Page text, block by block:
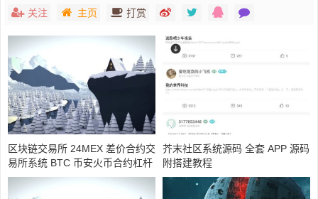
关注 主页 打赏
区块链交易所 24MEX 差价合约交
易所系统 BTC 币安火币合约杠杆
交易法币 OTC 数字资产交易
芥末社区系统源码 全套 APP 源码
附搭建教程